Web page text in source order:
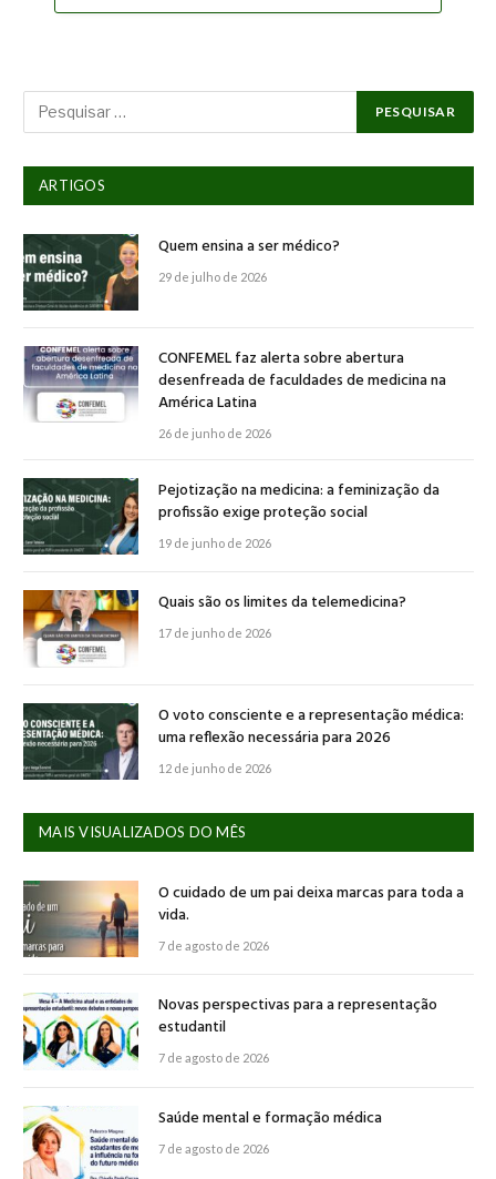
ARTIGOS
Quem ensina a ser médico?
29 de julho de 2026
CONFEMEL faz alerta sobre abertura
desenfreada de faculdades de medicina na
América Latina
26 de junho de 2026
Pejotização na medicina: a feminização da
profissão exige proteção social
19 de junho de 2026
Quais são os limites da telemedicina?
17 de junho de 2026
O voto consciente e a representação médica:
uma reflexão necessária para 2026
12 de junho de 2026
MAIS VISUALIZADOS DO MÊS
O cuidado de um pai deixa marcas para toda a
vida.
7 de agosto de 2026
Novas perspectivas para a representação
estudantil
7 de agosto de 2026
Saúde mental e formação médica
7 de agosto de 2026